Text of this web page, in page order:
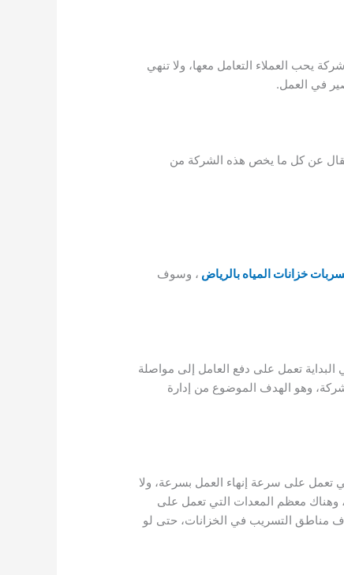
يحب العملاء التعامل معها، ولا تنهي
في العمل.
عن كل ما يخص هذه الشركة من
خزانات المياه بالرياض ، وسوف
تعمل على دفع العامل إلى مواصلة
وهو الهدف الموضوع من إدارة
تعمل على سرعة إنهاء العمل بسرعة، ولا
وهناك معظم المعدات التي تعمل على
مناطق التسريب في الخزانات، حتى لو